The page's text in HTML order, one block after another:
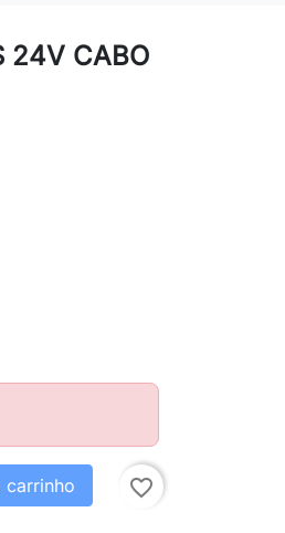
24V CABO
carrinho favorite_border